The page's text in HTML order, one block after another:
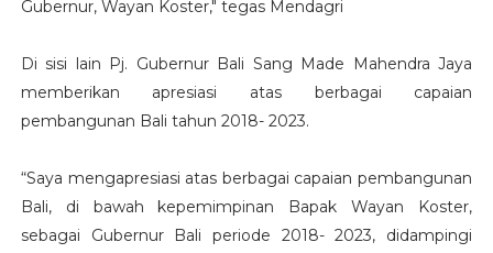
Gubernur, Wayan Koster," tegas Mendagri
Di sisi lain Pj. Gubernur Bali Sang Made Mahendra Jaya
memberikan apresiasi atas berbagai capaian
pembangunan Bali tahun 2018- 2023.
“Saya mengapresiasi atas berbagai capaian pembangunan
Bali, di bawah kepemimpinan Bapak Wayan Koster,
sebagai Gubernur Bali periode 2018- 2023, didampingi